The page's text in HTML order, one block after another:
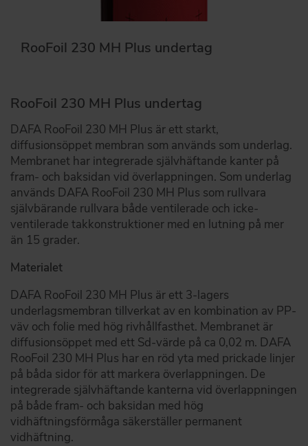
RooFoil 230 MH Plus undertag
RooFoil 230 MH Plus undertag
DAFA RooFoil 230 MH Plus är ett starkt,
diffusionsöppet membran som används som underlag.
Membranet har integrerade självhäftande kanter på
fram- och baksidan vid överlappningen. Som underlag
används DAFA RooFoil 230 MH Plus som rullvara
självbärande rullvara både ventilerade och icke-
ventilerade takkonstruktioner med en lutning på mer
än 15 grader.
Materialet
DAFA RooFoil 230 MH Plus är ett 3-lagers
underlagsmembran tillverkat av en kombination av PP-
väv och folie med hög rivhållfasthet. Membranet är
diffusionsöppet med ett Sd-värde på ca 0,02 m. DAFA
RooFoil 230 MH Plus har en röd yta med prickade linjer
på båda sidor för att markera överlappningen. De
integrerade självhäftande kanterna vid överlappningen
på både fram- och baksidan med hög
vidhäftningsförmåga säkerställer permanent
vidhäftning.